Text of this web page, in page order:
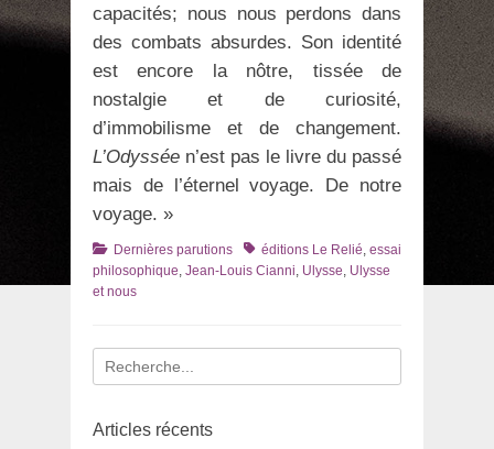
capacités; nous nous perdons dans
des combats absurdes. Son identité
est encore la nôtre, tissée de
nostalgie et de curiosité,
d’immobilisme et de changement.
L’Odyssée n’est pas le livre du passé
mais de l’éternel voyage. De notre
voyage. »
Catégories
Dernières parutions Tagséditions Le Relié, essai
philosophique, Jean-Louis Cianni, Ulysse, Ulysse
et nous
Recherche
pour
Articles récents